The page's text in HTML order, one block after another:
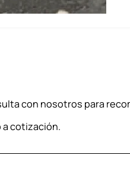
con nosotros para
a cotización.